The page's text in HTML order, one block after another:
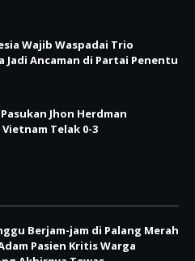
Wajib Waspadai Trio
Jadi Ancaman di Partai Penentu
Pasukan Jhon Herdman
Telak 0-3
Berjam-jam di Palang Merah
Pasien Kritis Warga